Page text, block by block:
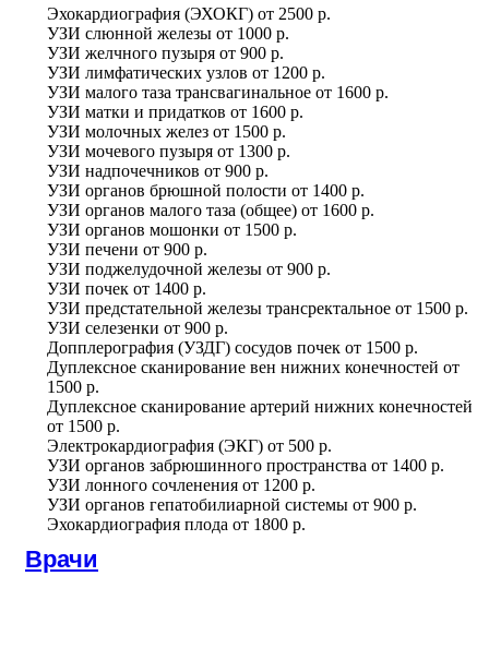
Эхокардиография (ЭХОКГ) от 2500 р.
УЗИ слюнной железы от 1000 р.
УЗИ желчного пузыря от 900 р.
УЗИ лимфатических узлов от 1200 р.
УЗИ малого таза трансвагинальное от 1600 р.
УЗИ матки и придатков от 1600 р.
УЗИ молочных желез от 1500 р.
УЗИ мочевого пузыря от 1300 р.
УЗИ надпочечников от 900 р.
УЗИ органов брюшной полости от 1400 р.
УЗИ органов малого таза (общее) от 1600 р.
УЗИ органов мошонки от 1500 р.
УЗИ печени от 900 р.
УЗИ поджелудочной железы от 900 р.
УЗИ почек от 1400 р.
УЗИ предстательной железы трансректальное от 1500 р.
УЗИ селезенки от 900 р.
Допплерография (УЗДГ) сосудов почек от 1500 р.
Дуплексное сканирование вен нижних конечностей от
1500 р.
Дуплексное сканирование артерий нижних конечностей
от 1500 р.
Электрокардиография (ЭКГ) от 500 р.
УЗИ органов забрюшинного пространства от 1400 р.
УЗИ лонного сочленения от 1200 р.
УЗИ органов гепатобилиарной системы от 900 р.
Эхокардиография плода от 1800 р.
Врачи